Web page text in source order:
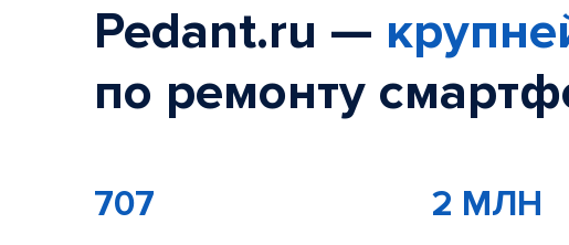
Pedant.ru —
по ремонту
707 2 МЛН